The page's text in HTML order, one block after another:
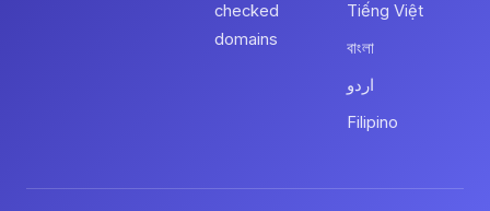
checked
domains
Tiếng Việt
বাংলা
اردو
Filipino